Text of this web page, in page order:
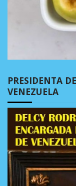
PRESIDENTA
VENEZUELA